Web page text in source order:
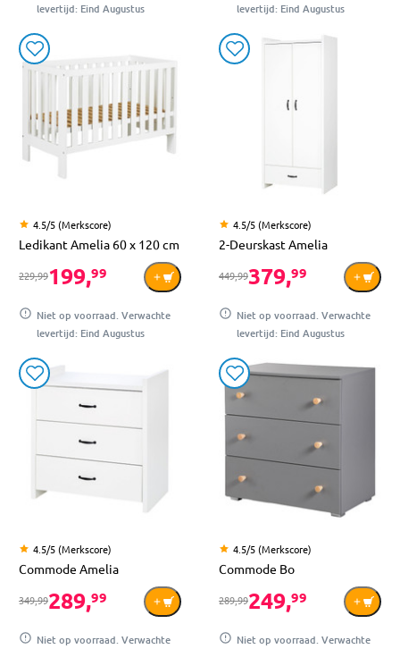
levertijd: Eind Augustus
levertijd: Eind Augustus
4.5/5 (Merkscore)
Ledikant Amelia 60 x 120 cm
229,99199,99
Niet op voorraad. Verwachte
levertijd: Eind Augustus
4.5/5 (Merkscore)
2-Deurskast Amelia
449,99379,99
Niet op voorraad. Verwachte
levertijd: Eind Augustus
4.5/5 (Merkscore)
Commode Amelia
349,99289,99
Niet op voorraad. Verwachte
4.5/5 (Merkscore)
Commode Bo
289,99249,99
Niet op voorraad. Verwachte